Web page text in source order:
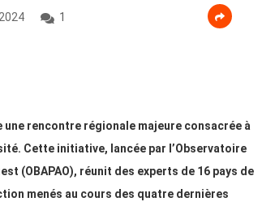
1
rencontre régionale majeure consacrée à
Cette initiative, lancée par l’Observatoire
(OBAPAO), réunit des experts de 16 pays de
menés au cours des quatre dernières